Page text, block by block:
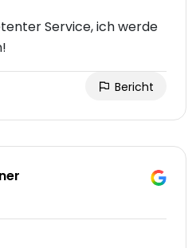
Service, ich werde
Bericht